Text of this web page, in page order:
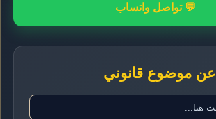
💬 تواصل واتساب
موضوع قانوني